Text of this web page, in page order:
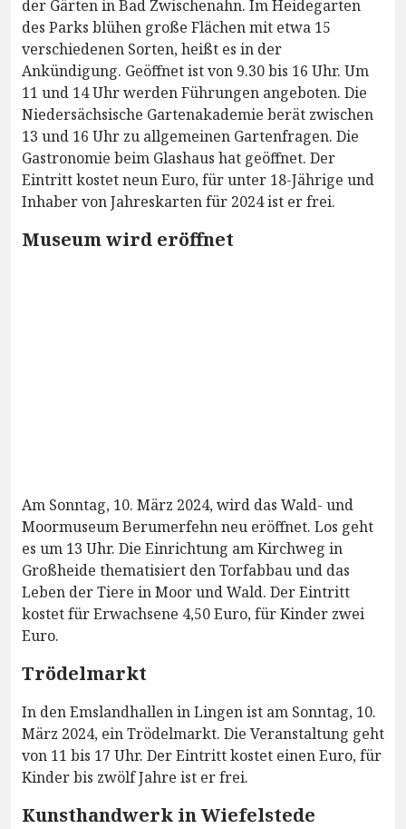
der Gärten in Bad Zwischenahn. Im Heidegarten
des Parks blühen große Flächen mit etwa 15
verschiedenen Sorten, heißt es in der
Ankündigung. Geöffnet ist von 9.30 bis 16 Uhr. Um
11 und 14 Uhr werden Führungen angeboten. Die
Niedersächsische Gartenakademie berät zwischen
13 und 16 Uhr zu allgemeinen Gartenfragen. Die
Gastronomie beim Glashaus hat geöffnet. Der
Eintritt kostet neun Euro, für unter 18-Jährige und
Inhaber von Jahreskarten für 2024 ist er frei.
Museum wird eröffnet
Am Sonntag, 10. März 2024, wird das Wald- und
Moormuseum Berumerfehn neu eröffnet. Los geht
es um 13 Uhr. Die Einrichtung am Kirchweg in
Großheide thematisiert den Torfabbau und das
Leben der Tiere in Moor und Wald. Der Eintritt
kostet für Erwachsene 4,50 Euro, für Kinder zwei
Euro.
Trödelmarkt
In den Emslandhallen in Lingen ist am Sonntag, 10.
März 2024, ein Trödelmarkt. Die Veranstaltung geht
von 11 bis 17 Uhr. Der Eintritt kostet einen Euro, für
Kinder bis zwölf Jahre ist er frei.
Kunsthandwerk in Wiefelstede